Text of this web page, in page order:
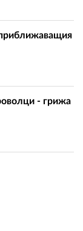
- грижа